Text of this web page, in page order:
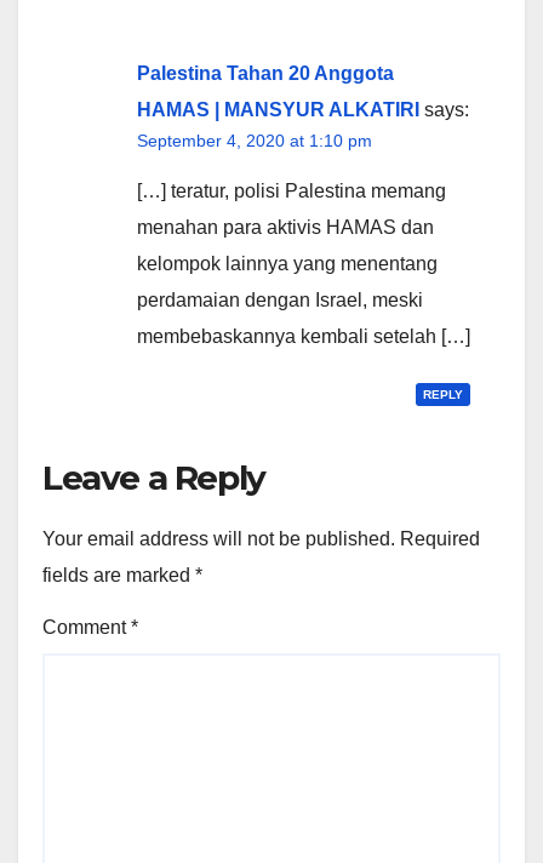
Palestina Tahan 20 Anggota
HAMAS | MANSYUR ALKATIRI says:
September 4, 2020 at 1:10 pm
[…] teratur, polisi Palestina memang
menahan para aktivis HAMAS dan
kelompok lainnya yang menentang
perdamaian dengan Israel, meski
membebaskannya kembali setelah […]
REPLY
Leave a Reply
Your email address will not be published. Required
fields are marked *
Comment*